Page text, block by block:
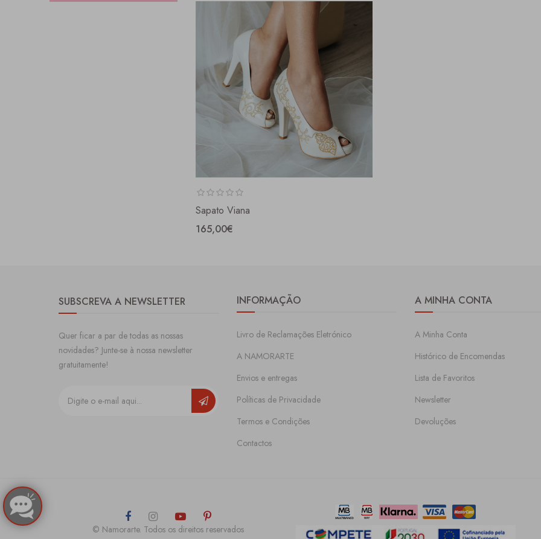
Sapato Viana
165,00€
SUBSCREVA A NEWSLETTER
Quer ficar a par de todas as nossas
novidades? Junte-se à nossa newsletter
gratuitamente!
INFORMAÇÃO
Livro de Reclamações Eletrónico
A NAMORARTE
Envios e entregas
Políticas de Privacidade
Termos e Condições
Contactos
A MINHA CONTA
A Minha Conta
Histórico de Encomendas
Lista de Favoritos
Newsletter
Devoluções
© Namorarte. Todos os direitos reservados